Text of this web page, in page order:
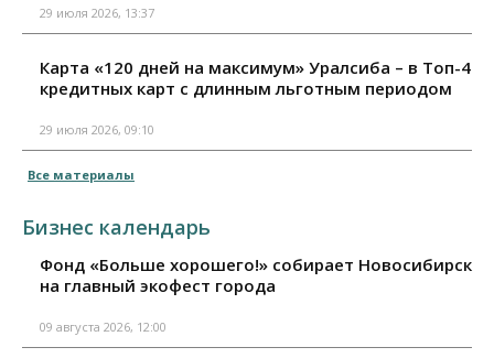
29 июля 2026, 13:37
Карта «120 дней на максимум» Уралсиба – в Топ-4
кредитных карт с длинным льготным периодом
29 июля 2026, 09:10
Все материалы
Бизнес календарь
Фонд «Больше хорошего!» собирает Новосибирск
на главный экофест города
09 августа 2026, 12:00